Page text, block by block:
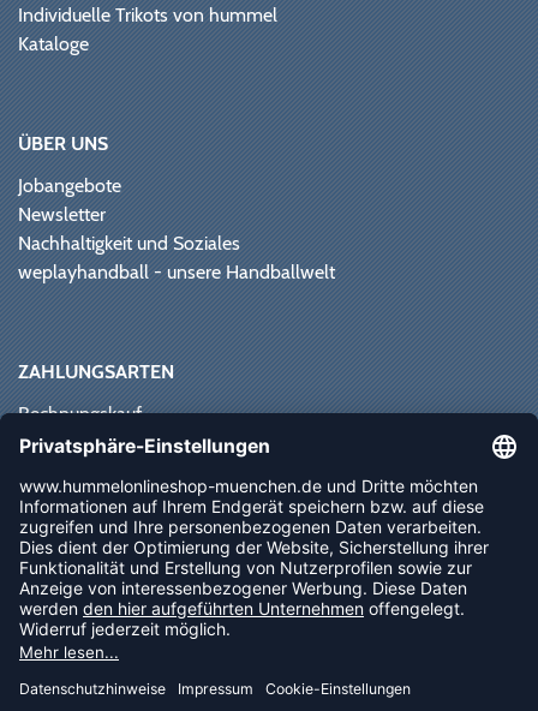
Individuelle Trikots von hummel
Kataloge
ÜBER UNS
Jobangebote
Newsletter
Nachhaltigkeit und Soziales
weplayhandball - unsere Handballwelt
ZAHLUNGSARTEN
Rechnungskauf
Paypal
Vorkasse
Sofortüberweisung
NEWSLETTER